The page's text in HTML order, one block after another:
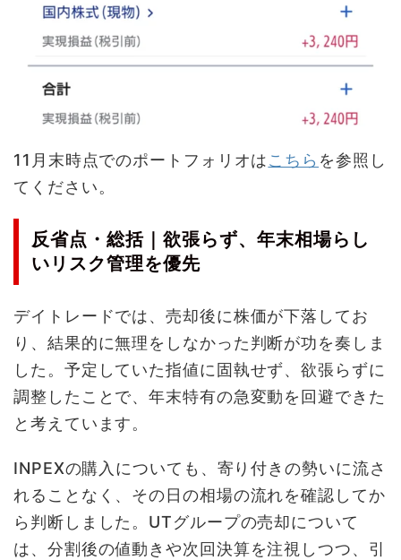
11月末時点でのポートフォリオはこちら を参照し
てください。
反省点・総括｜欲張らず、年末相場らし
いリスク管理を優先
デイトレードでは、売却後に株価が下落してお
り、結果的に無理をしなかった判断が功を奏しま
した。予定していた指値に固執せず、欲張らずに
調整したことで、年末特有の急変動を回避できた
と考えています。
INPEXの購入についても、寄り付きの勢いに流さ
れることなく、その日の相場の流れを確認してか
ら判断しました。UTグループの売却について
は、分割後の値動きや次回決算を注視しつつ、引